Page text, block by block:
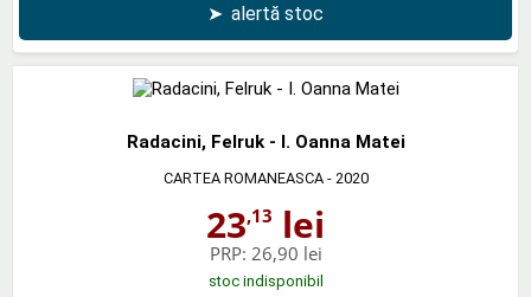
➤ alertă stoc
Radacini, Felruk - I. Oanna Matei
CARTEA ROMANEASCA- 2020
23,13 lei
PRP: 26,90 lei
stoc indisponibil